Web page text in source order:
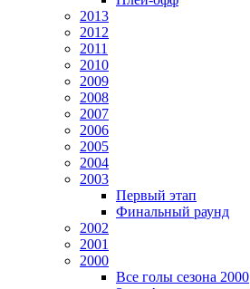
2013
2012
2011
2010
2009
2008
2007
2006
2005
2004
2003
Первый этап
Финальный раунд
2002
2001
2000
Все голы сезона 2000